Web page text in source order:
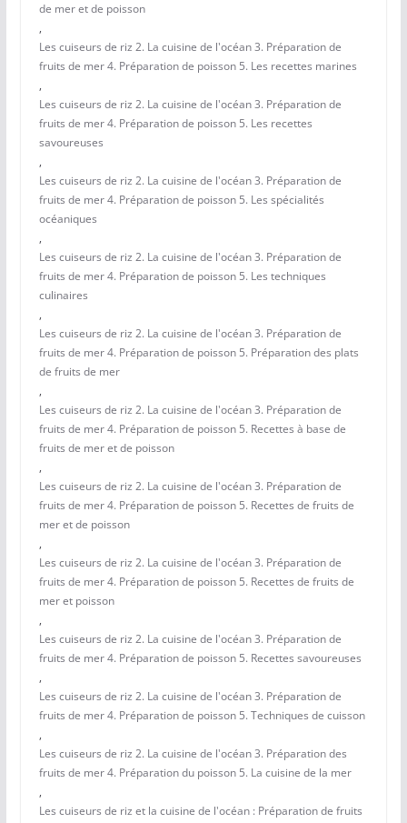
de mer et de poisson
,
Les cuiseurs de riz 2. La cuisine de l'océan 3. Préparation de
fruits de mer 4. Préparation de poisson 5. Les recettes marines
,
Les cuiseurs de riz 2. La cuisine de l'océan 3. Préparation de
fruits de mer 4. Préparation de poisson 5. Les recettes
savoureuses
,
Les cuiseurs de riz 2. La cuisine de l'océan 3. Préparation de
fruits de mer 4. Préparation de poisson 5. Les spécialités
océaniques
,
Les cuiseurs de riz 2. La cuisine de l'océan 3. Préparation de
fruits de mer 4. Préparation de poisson 5. Les techniques
culinaires
,
Les cuiseurs de riz 2. La cuisine de l'océan 3. Préparation de
fruits de mer 4. Préparation de poisson 5. Préparation des plats
de fruits de mer
,
Les cuiseurs de riz 2. La cuisine de l'océan 3. Préparation de
fruits de mer 4. Préparation de poisson 5. Recettes à base de
fruits de mer et de poisson
,
Les cuiseurs de riz 2. La cuisine de l'océan 3. Préparation de
fruits de mer 4. Préparation de poisson 5. Recettes de fruits de
mer et de poisson
,
Les cuiseurs de riz 2. La cuisine de l'océan 3. Préparation de
fruits de mer 4. Préparation de poisson 5. Recettes de fruits de
mer et poisson
,
Les cuiseurs de riz 2. La cuisine de l'océan 3. Préparation de
fruits de mer 4. Préparation de poisson 5. Recettes savoureuses
,
Les cuiseurs de riz 2. La cuisine de l'océan 3. Préparation de
fruits de mer 4. Préparation de poisson 5. Techniques de cuisson
,
Les cuiseurs de riz 2. La cuisine de l'océan 3. Préparation des
fruits de mer 4. Préparation du poisson 5. La cuisine de la mer
,
Les cuiseurs de riz et la cuisine de l'océan : Préparation de fruits